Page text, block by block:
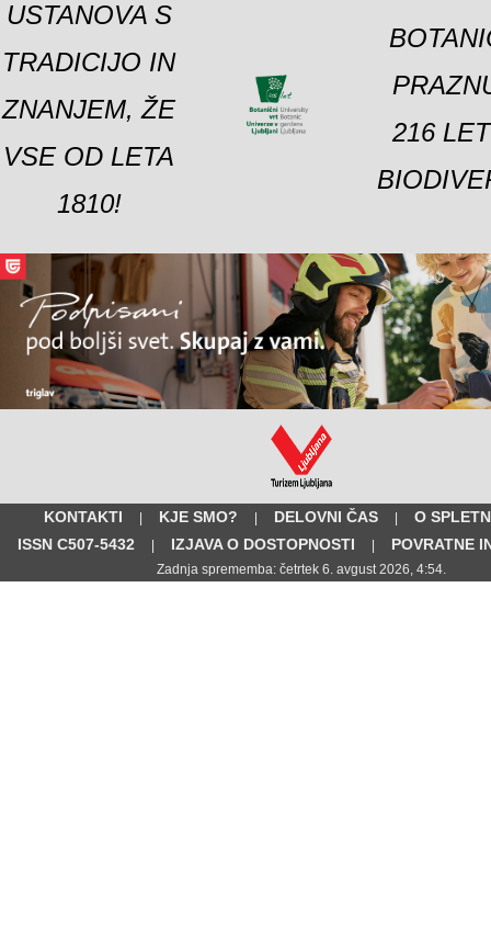
USTANOVA S
TRADICIJO IN
ZNANJEM, ŽE
VSE OD LETA
1810!
216
KONTAKTI | KJE SMO? | DELOVNI ČAS |
O
ISSN C507-5432
| IZJAVA O DOSTOPNOSTI | POVRATNE
Zadnja sprememba: četrtek 6. avgust 2026, 4:54.